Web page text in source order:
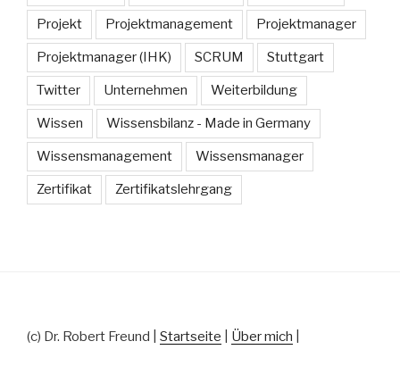
Projekt Projektmanagement Projektmanager
Projektmanager (IHK) SCRUM Stuttgart
Twitter Unternehmen Weiterbildung
Wissen Wissensbilanz - Made in Germany
Wissensmanagement Wissensmanager
Zertifikat Zertifikatslehrgang
(c) Dr. Robert Freund | Startseite Über mich